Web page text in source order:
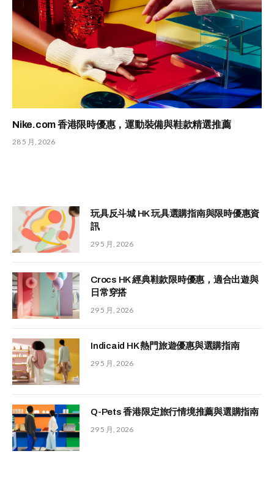
Nike.com 香港限時優惠，運動裝備與鞋款精選推薦
28 5 月, 2026
玩具反斗城 HK 玩具選購指南與限時優惠資
訊
29 5 月, 2026
Crocs HK 經典鞋款限時優惠，適合出遊與
日常穿搭
29 5 月, 2026
Indicaid HK 熱門旅遊優惠與選購指南
29 5 月, 2026
Q-Pets 香港限定旅行情境推薦與選購指南
29 5 月, 2026